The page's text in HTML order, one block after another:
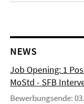
NEWS
Job Opening: 1
MoStd - SFB
Bewerbungsende: